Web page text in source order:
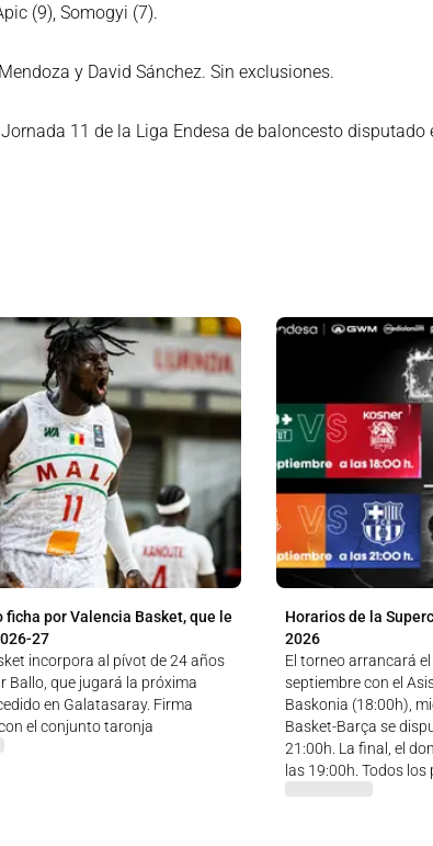
(9), Somogyi (7).
y David Sánchez. Sin exclusiones.
11 de la Liga Endesa de baloncesto disputado
ficha por Valencia Basket, que le
27
incorpora al pívot de 24 años
Ballo, que jugará la próxima
en Galatasaray. Firma
el conjunto taronja
Horarios de la
2026
El torneo arrancará
septiembre con el
Baskonia (18:00h),
Basket-Barça se
21:00h. La final, el
las 19:00h. Todos los